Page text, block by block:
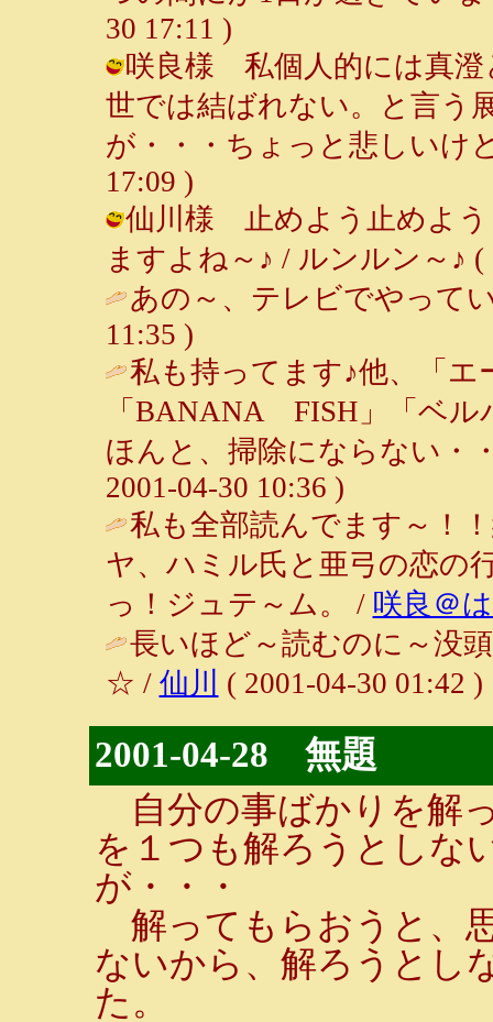
30 17:11 )
咲良様 私個人的には真澄
世では結ばれない。と言う
が・・・ちょっと悲しいけ
17:09 )
仙川様 止めよう止めよう
ますよね～♪ / ルンルン～♪ (
あの～、テレビでやって
11:35 )
私も持ってます♪他、「
「BANANA FISH」「ベル
ほんと、掃除にならない・
2001-04-30 10:36 )
私も全部読んでます～！
ヤ、ハミル氏と亜弓の恋の
っ！ジュテ～ム。 / 咲良＠
長いほど～読むのに～没
☆ / 仙川 ( 2001-04-30 01:42 )
2001-04-28 無題
自分の事ばかりを解
を１つも解ろうとしな
が・・・
解ってもらおうと、
ないから、解ろうとし
た。